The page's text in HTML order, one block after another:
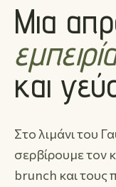
Μια
εμπειρία
και
Στο λιμάνι του
σερβίρουμε τον
brunch και τους